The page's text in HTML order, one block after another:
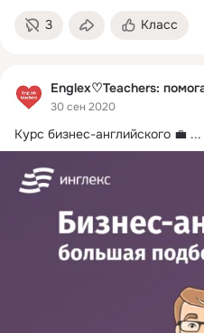
3 Класс
Englex♡Teachers:
30 сен 2020
Курс бизнес-английского 💼 ...